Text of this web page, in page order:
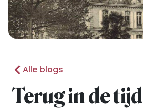
Alle blogs
Terug in de tijd